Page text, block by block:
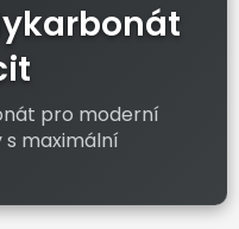
pro moderní
maximální